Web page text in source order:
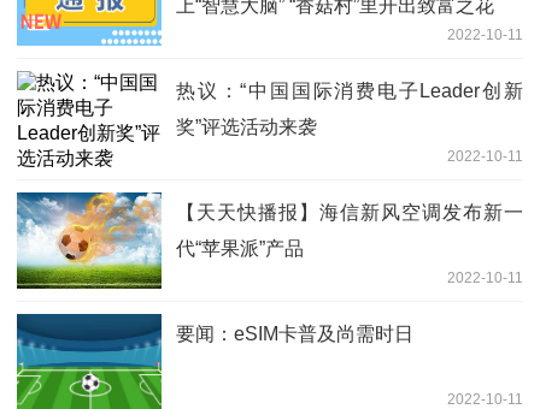
上“智慧大脑” “香菇村”里开出致富之花
2022-10-11
热议：“中国国际消费电子Leader创新
奖”评选活动来袭
2022-10-11
【天天快播报】海信新风空调发布新一
代“苹果派”产品
2022-10-11
要闻：eSIM卡普及尚需时日
2022-10-11